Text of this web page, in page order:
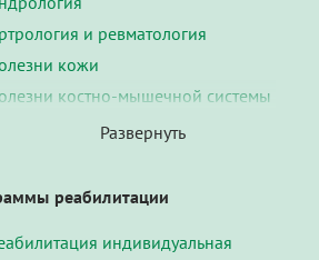
и ревматология
кожи
костно-мышечной системы
реабилитации
индивидуальная